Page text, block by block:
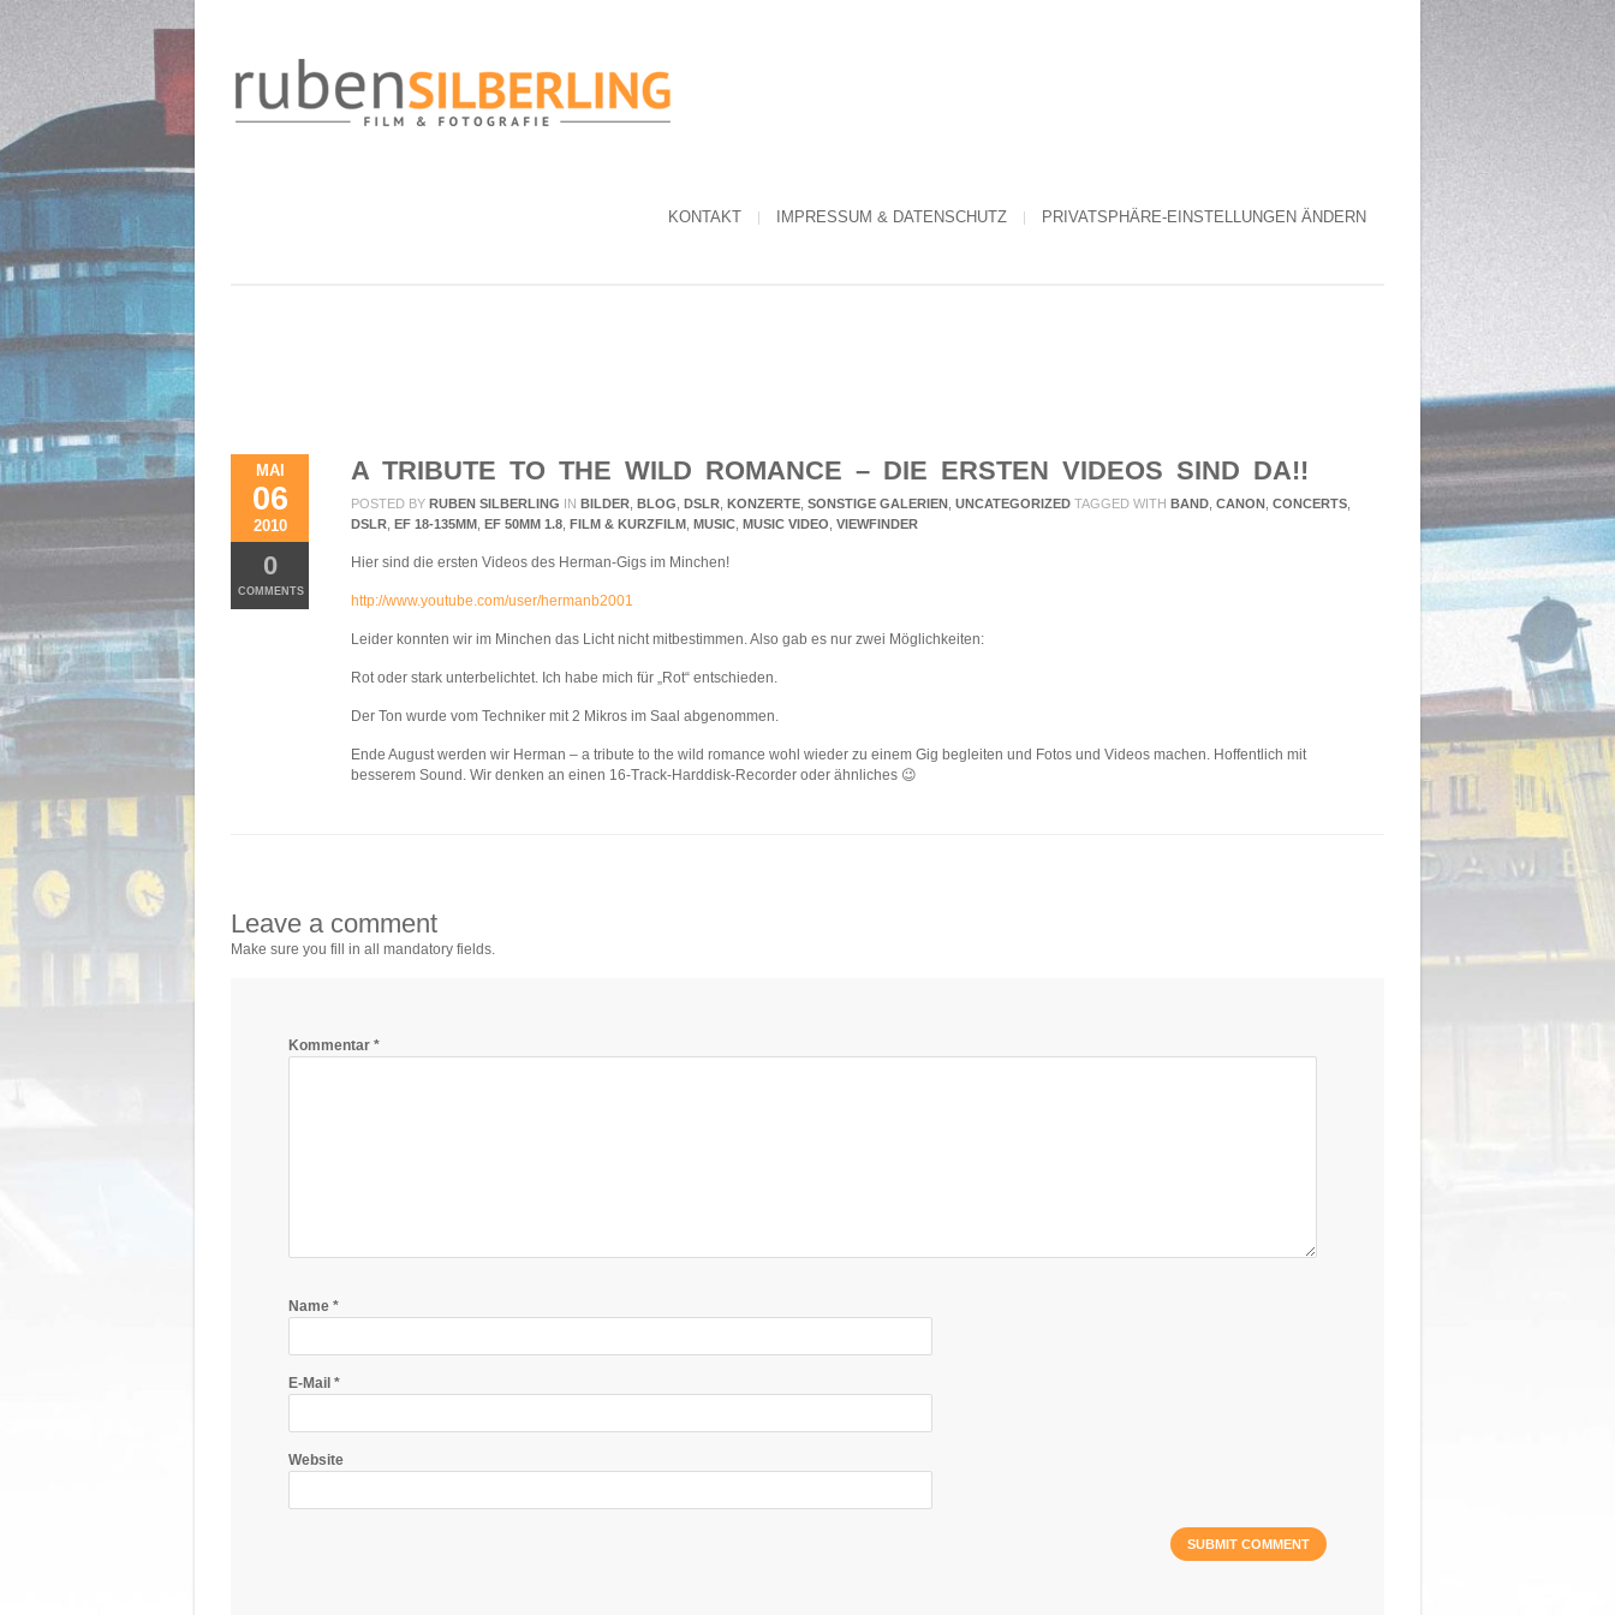
KONTAKT IMPRESSUM & DATENSCHUTZ PRIVATSPHÄRE-EINSTELLUNGEN ÄNDERN
MAI
06
2010
0
COMMENTS
A TRIBUTE TO THE WILD ROMANCE – DIE ERSTEN VIDEOS SIND DA!!
POSTED BY RUBEN SILBERLING IN BILDER BLOG DSLR KONZERTE SONSTIGE GALERIEN UNCATEGORIZED TAGGED WITH BAND CANON CONCERTS
DSLR EF 18-135MM EF 50MM 1.8 FILM & KURZFILM MUSIC MUSIC VIDEO VIEWFINDER
Hier sind die ersten Videos des Herman-Gigs im Minchen!
http://www.youtube.com/user/hermanb2001
Leider konnten wir im Minchen das Licht nicht mitbestimmen. Also gab es nur zwei Möglichkeiten:
Rot oder stark unterbelichtet. Ich habe mich für „Rot“ entschieden.
Der Ton wurde vom Techniker mit 2 Mikros im Saal abgenommen.
Ende August werden wir Herman – a tribute to the wild romance wohl wieder zu einem Gig begleiten und Fotos und Videos machen. Hoffentlich mit
besserem Sound. Wir denken an einen 16-Track-Harddisk-Recorder oder ähnliches 😉
Leave a comment
Make sure you fill in all mandatory fields.
Kommentar *
Name *
E-Mail *
Website